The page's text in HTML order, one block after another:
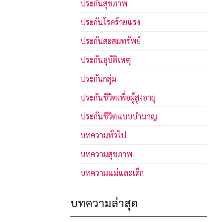
ประกันสุขภาพ
ประกันโรคร้ายแรง
ประกันสะสมทรัพย์
ประกันอุบัติเหตุ
ประกันกลุ่ม
ประกันชีวิตเพื่อผู้สูงอายุ
ประกันชีวิตแบบบำนาญ
บทความทั่วไป
บทความสุขภาพ
บทความแม่และเด็ก
บทความล่าสุด